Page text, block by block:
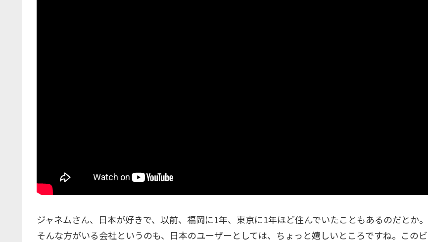
ジャネムさん、日本が好きで、以前、福岡に1年、東京に1年ほど住んでいたこともあるのだとか。
そんな方がいる会社というのも、日本のユーザーとしては、ちょっと嬉しいところですね。このビ